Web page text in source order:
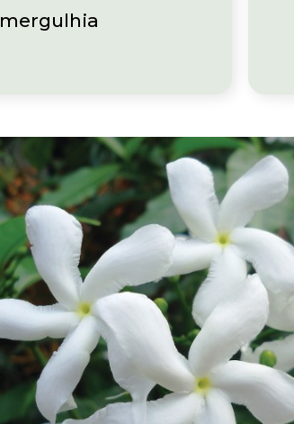
mergulhia